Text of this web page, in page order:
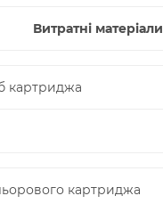
Витратні матеріали
картриджа
картриджа